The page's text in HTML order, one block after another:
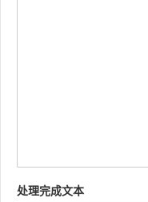
处理完成文本